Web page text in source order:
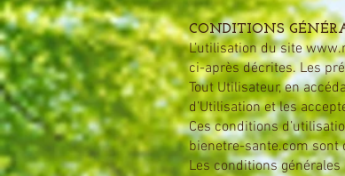
CONDITIONS
L’utilisation du site
ci-après décrites. Les
Tout Utilisateur, en
d’Utilisation et les
Ces conditions
bienetre-sante.comsont
Les conditions